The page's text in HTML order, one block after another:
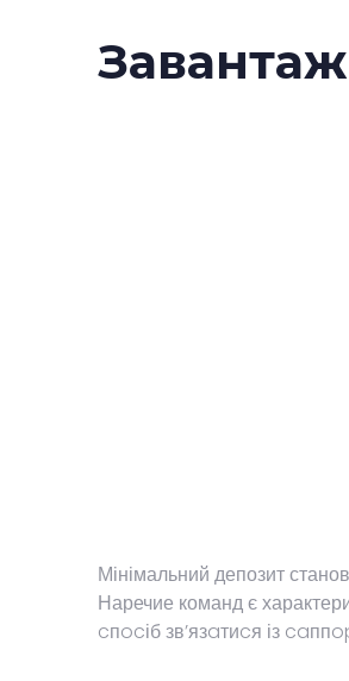
Мінімальний депозит
Наречие команд є
cпocіб зв’язaтиcя із